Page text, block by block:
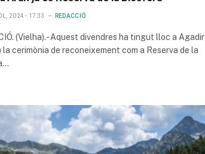
2024 - 17:33 REDACCIÓ
(Vielha).- Aquest divendres ha tingut lloc a Agadir
la cerimònia de reconeixement com a Reserva de la